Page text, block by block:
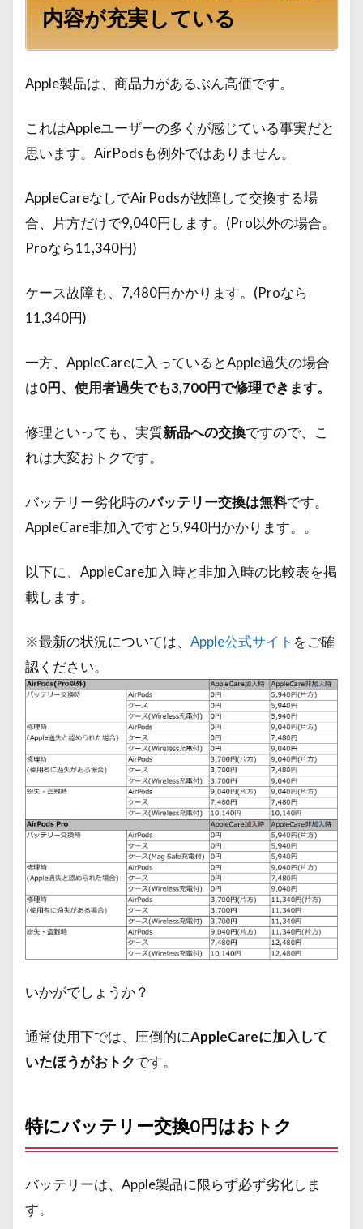
内容が充実している
Apple製品は、商品力があるぶん高価です。
これはAppleユーザーの多くが感じている事実だと
思います。AirPodsも例外ではありません。
AppleCareなしでAirPodsが故障して交換する場
合、片方だけで9,040円します。(Pro以外の場合。
Proなら11,340円)
ケース故障も、7,480円かかります。(Proなら
11,340円)
一方、AppleCareに入っているとApple過失の場合
は0円、使用者過失でも3,700円で修理できます。
修理といっても、実質新品への交換ですので、こ
れは大変おトクです。
バッテリー劣化時のバッテリー交換は無料です。
AppleCare非加入ですと5,940円かかります。。
以下に、AppleCare加入時と非加入時の比較表を掲
載します。
※最新の状況については、 Apple公式サイト をご確
認ください。
いかがでしょうか？
通常使用下では、圧倒的にAppleCareに加入して
いたほうがおトクです。
特にバッテリー交換0円はおトク
バッテリーは、Apple製品に限らず必ず劣化しま
す。